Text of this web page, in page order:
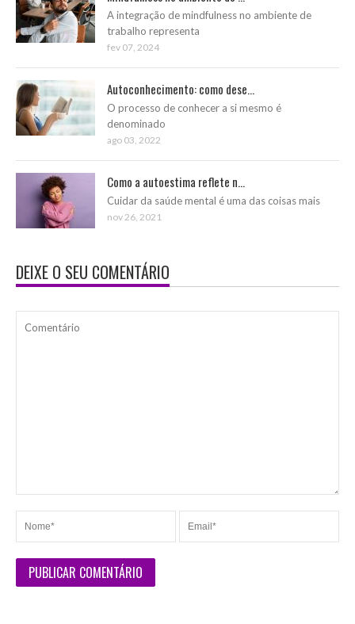
A integração de mindfulness no ambiente de
trabalho representa
fev 07, 2024
Autoconhecimento: como dese...
O processo de conhecer a si mesmo é
denominado
ago 03, 2022
Como a autoestima reflete n...
Cuidar da saúde mental é uma das coisas mais
nov 26, 2021
DEIXE O SEU COMENTÁRIO